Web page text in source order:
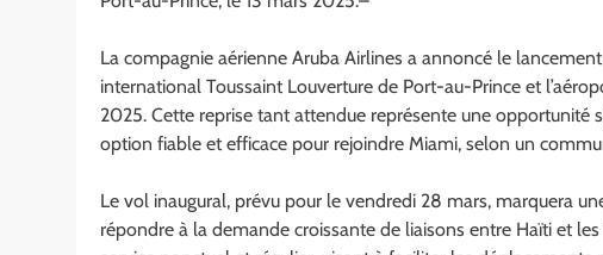
La compagnie aérienne Aruba Airlines a annoncé le
international Toussaint Louverture de Port-au-Prince et
2025. Cette reprise tant attendue représente une opportunité
option fiable et efficace pour rejoindre Miami, selon un
Le vol inaugural, prévu pour le vendredi 28 mars, marquera
répondre à la demande croissante de liaisons entre Haïti et